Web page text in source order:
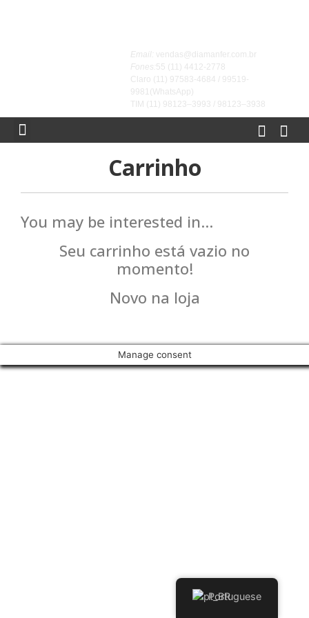
Email:
vendas@diamanfer.com.br
Fones: 55 (11) 4412-2778
Claro (11) 97583-4684 / 99519-
9981(WhatsApp)
TIM (11) 98123–3993 / 98123–3938
Carrinho
You may be interested in…
Seu carrinho está vazio no
momento!
Novo na loja
Manage consent
Portuguese